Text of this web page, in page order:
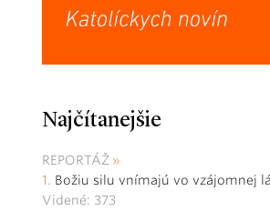
Najčítanejšie
REPORTÁŽ
Božiu silu vnímajú vo vzájomnej
Videné: 373